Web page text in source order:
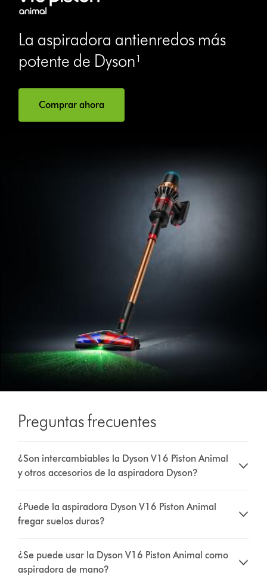
La aspiradora antienredos más
potente de Dyson¹
Comprar ahora
Preguntas frecuentes
¿Son intercambiables la Dyson V16 Piston Animal
y otros accesorios de la aspiradora Dyson?
¿Puede la aspiradora Dyson V16 Piston Animal
fregar suelos duros?
¿Se puede usar la Dyson V16 Piston Animal como
aspiradora de mano?